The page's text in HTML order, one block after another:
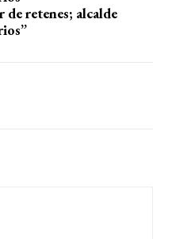
retenes; alcalde